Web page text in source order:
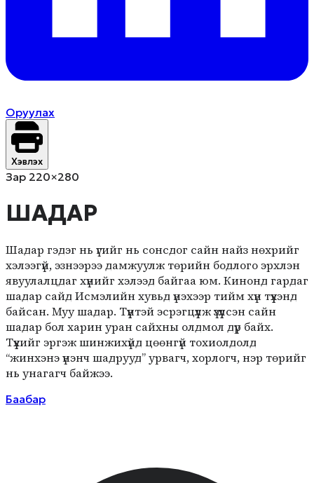
Оруулах
Хэвлэх
Зар 220×280
ШАДАР
Шадар гэдэг нь үгийг нь сонсдог сайн найз нөхрийг
хэлээгүй, эзнээрээ дамжуулж төрийн бодлого эрхлэн
явуулалцдаг хүнийг хэлээд байгаа юм. Кинонд гардаг
шадар сайд Исмэлийн хувьд үнэхээр тийм хүн түүхэнд
байсан. Муу шадар. Түүнтэй эсрэгцүүлж үзүүлсэн сайн
шадар бол харин уран сайхны олдмол дүр байх.
Түүхийг эргэж шинжихүйд цөөнгүй тохиолдолд
“жинхэнэ үнэнч шадрууд” урвагч, хорлогч, нэр төрийг
нь унагагч байжээ.
Баабар